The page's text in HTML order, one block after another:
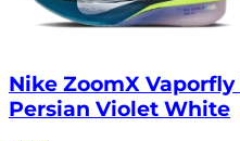
Nike ZoomX
Persian Violet White